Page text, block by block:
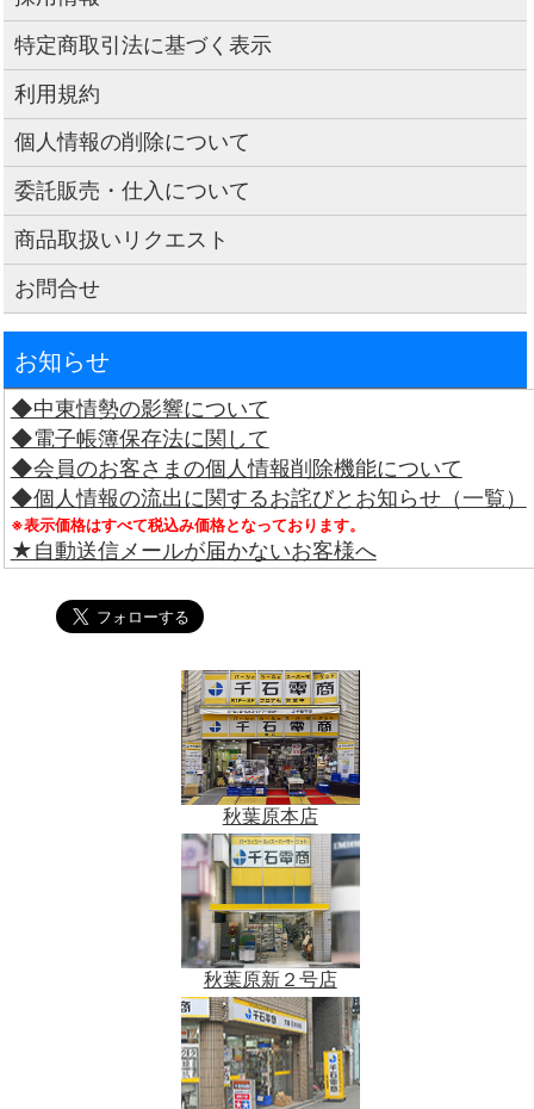
特定商取引法に基づく表示
利用規約
個人情報の削除について
委託販売・仕入について
商品取扱いリクエスト
お問合せ
お知らせ
◆中東情勢の影響について
◆電子帳簿保存法に関して
◆会員のお客さまの個人情報削除機能について
◆個人情報の流出に関するお詫びとお知らせ（一覧）
※表示価格はすべて税込み価格となっております。
★自動送信メールが届かないお客様へ
秋葉原本店
秋葉原新２号店